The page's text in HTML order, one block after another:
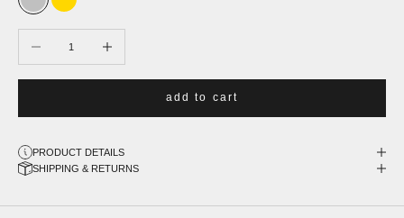
Silver Gold
add to cart
PRODUCT DETAILS
SHIPPING & RETURNS